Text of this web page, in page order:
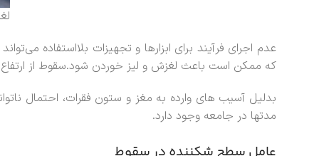
عدم اجرای فرآیند برای ابزارها و تجهیزات
که ممکن است باعث لغزش و لیز خوردن شود.سقوط از ارتفاع
بدلیل آسیب های وارده به مغز و ستون فقرات، احتمال
مدتها در جامعه وجود دارد.
عامل سطح شکننده در سقوط